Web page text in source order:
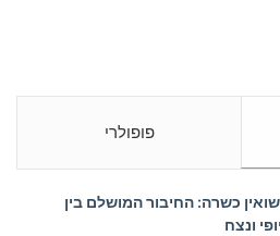
פופולרי
כשרה: החיבור המושלם בין
ונצח